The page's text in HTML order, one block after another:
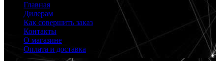
Главная
Дилерам
Как совершить заказ
Контакты
О магазине
Оплата и доставка